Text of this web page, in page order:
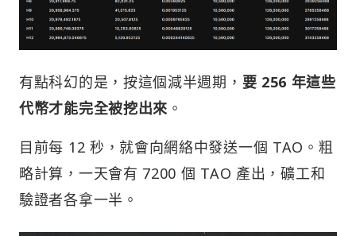
有點科幻的是，按這個減半週期， 要 256 年這些
代幣才能完全被挖出來 。
目前每 12 秒，就會向網絡中發送一個 TAO。粗
略計算，一天會有 7200 個 TAO 產出，礦工和
驗證者各拿一半。